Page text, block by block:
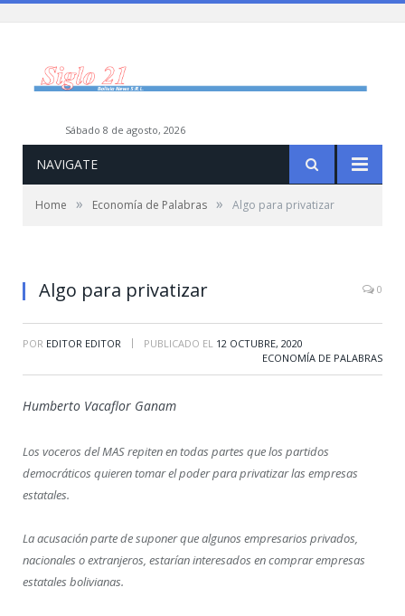
sábado 8 de agosto, 2026
NAVIGATE
Home » Economía de Palabras » Algo para privatizar
Algo para privatizar 0
POR EDITOR EDITOR | PUBLICADO EL 12 OCTUBRE, 2020
ECONOMÍA DE PALABRAS
Humberto Vacaflor Ganam
Los voceros del MAS repiten en todas partes que los partidos
democráticos quieren tomar el poder para privatizar las empresas
estatales.
La acusación parte de suponer que algunos empresarios privados,
nacionales o extranjeros, estarían interesados en comprar empresas
estatales bolivianas.